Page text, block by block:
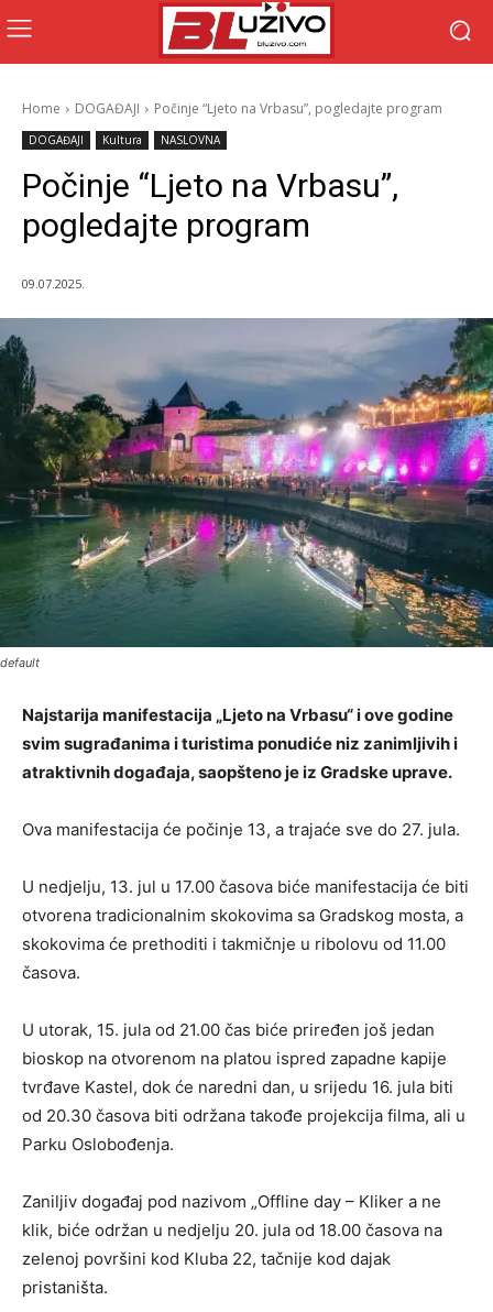
Home DOGAĐAJI Počinje “Ljeto na Vrbasu”, pogledajte program
DOGAĐAJI Kultura NASLOVNA
Počinje “Ljeto na Vrbasu”,
pogledajte program
09.07.2025.
default
Najstarija manifestacija „Ljeto na Vrbasu“ i ove godine
svim sugrađanima i turistima ponudiće niz zanimljivih i
atraktivnih događaja, saopšteno je iz Gradske uprave.
Ova manifestacija će počinje 13, a trajaće sve do 27. jula.
U nedjelju, 13. jul u 17.00 časova biće manifestacija će biti
otvorena tradicionalnim skokovima sa Gradskog mosta, a
skokovima će prethoditi i takmičnje u ribolovu od 11.00
časova.
U utorak, 15. jula od 21.00 čas biće priređen još jedan
bioskop na otvorenom na platou ispred zapadne kapije
tvrđave Kastel, dok će naredni dan, u srijedu 16. jula biti
od 20.30 časova biti održana takođe projekcija filma, ali u
Parku Oslobođenja.
Zaniljiv događaj pod nazivom „Offline day – Kliker a ne
klik, biće održan u nedjelju 20. jula od 18.00 časova na
zelenoj površini kod Kluba 22, tačnije kod dajak
pristaništa.